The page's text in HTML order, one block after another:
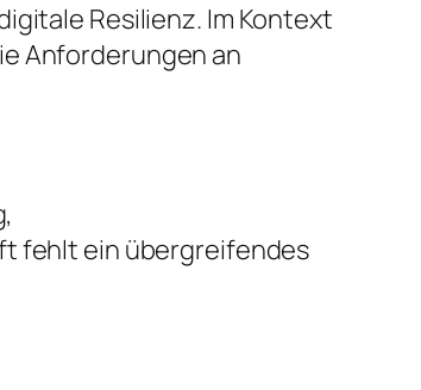
Resilienz. Im Kontext
Anforderungen an
fehlt ein übergreifendes